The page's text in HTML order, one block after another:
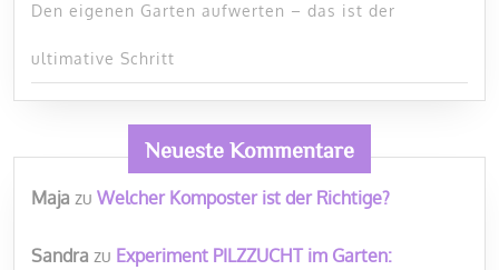
Den eigenen Garten aufwerten – das ist der
ultimative Schritt
Neueste Kommentare
Maja zu Welcher Komposter ist der Richtige?
Sandra zu Experiment PILZZUCHT im Garten: